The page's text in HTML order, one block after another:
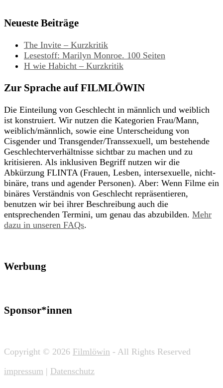
Neueste Beiträge
The Invite – Kurzkritik
Lesestoff: Marilyn Monroe. 100 Seiten
H wie Habicht – Kurzkritik
Zur Sprache auf FILMLÖWIN
Die Einteilung von Geschlecht in männlich und weiblich
ist konstruiert. Wir nutzen die Kategorien Frau/Mann,
weiblich/männlich, sowie eine Unterscheidung von
Cisgender und Transgender/Transsexuell, um bestehende
Geschlechterverhältnisse sichtbar zu machen und zu
kritisieren. Als inklusiven Begriff nutzen wir die
Abkürzung FLINTA (Frauen, Lesben, intersexuelle, nicht-
binäre, trans und agender Personen). Aber: Wenn Filme ein
binäres Verständnis von Geschlecht repräsentieren,
benutzen wir bei ihrer Beschreibung auch die
entsprechenden Termini, um genau das abzubilden. Mehr
dazu in unseren FAQs.
Werbung
Sponsor*innen
Copyright © 2026 Filmlöwin - All Rights Reserved
impressum | Datenschutz